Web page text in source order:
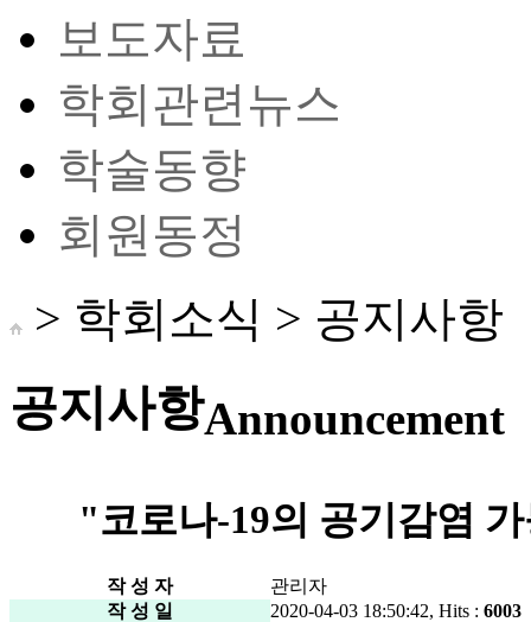
보도자료
학회관련뉴스
학술동향
회원동정
> 학회소식 > 공지사항
공지사항Announcement
"코로나-19의 공기감염
작 성 자
관리자
작 성 일
2020-04-03 18:50:42, Hits : 6003